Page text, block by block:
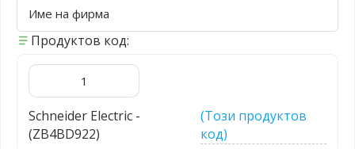
Продуктов код:
Schneider Electric -
(ZB4BD922)
(Този продуктов
код)